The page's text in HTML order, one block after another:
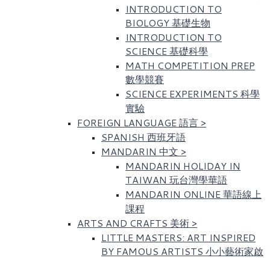
INTRODUCTION TO
BIOLOGY 基礎生物
INTRODUCTION TO
SCIENCE 基礎科學
MATH COMPETITION PREP
數學競賽
SCIENCE EXPERIMENTS 科學
實驗
FOREIGN LANGUAGE 語言 >
SPANISH 西班牙語
MANDARIN 中文 >
MANDARIN HOLIDAY IN
TAIWAN 玩台灣學華語
MANDARIN ONLINE 華語線上
課程
ARTS AND CRAFTS 美術 >
LITTLE MASTERS: ART INSPIRED
BY FAMOUS ARTISTS​ 小小藝術家啟